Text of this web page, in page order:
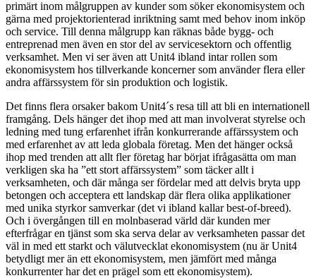
primärt inom målgruppen av kunder som söker ekonomisystem och
gärna med projektorienterad inriktning samt med behov inom inköp
och service. Till denna målgrupp kan räknas både bygg- och
entreprenad men även en stor del av servicesektorn och offentlig
verksamhet. Men vi ser även att Unit4 ibland intar rollen som
ekonomisystem hos tillverkande koncerner som använder flera eller
andra affärssystem för sin produktion och logistik.
Det finns flera orsaker bakom Unit4´s resa till att bli en internationell
framgång. Dels hänger det ihop med att man involverat styrelse och
ledning med tung erfarenhet ifrån konkurrerande affärssystem och
med erfarenhet av att leda globala företag. Men det hänger också
ihop med trenden att allt fler företag har börjat ifrågasätta om man
verkligen ska ha ”ett stort affärssystem” som täcker allt i
verksamheten, och där många ser fördelar med att delvis bryta upp
betongen och acceptera ett landskap där flera olika applikationer
med unika styrkor samverkar (det vi ibland kallar best-of-breed).
Och i övergången till en molnbaserad värld där kunden mer
efterfrågar en tjänst som ska serva delar av verksamheten passar det
väl in med ett starkt och välutvecklat ekonomisystem (nu är Unit4
betydligt mer än ett ekonomisystem, men jämfört med många
konkurrenter har det en prägel som ett ekonomisystem).